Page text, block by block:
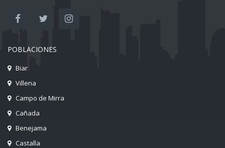
POBLACIONES
Biar
Villena
Campo de Mirra
Cañada
Benejama
Castalla